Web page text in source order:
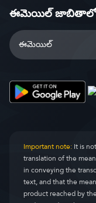
ఈమెయిల్ జాబితాలో
Important note:It is
translation of the
in conveying the
text, and that the
product reached by